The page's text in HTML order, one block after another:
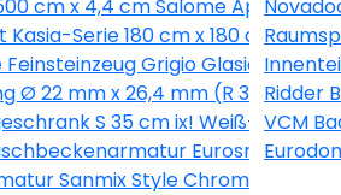
cm x 4,4 cm Salome Apricot
Kasia-Serie 180 cm x 180 cm
Grigio Glasiert 30
Ø 22 mm x 26,4 mm (R 3/4)Ridder
S 35 cm ix! Weiß-Esche
VCM
Eurosmart CE
Sanmix Style Chrom-Schwarz